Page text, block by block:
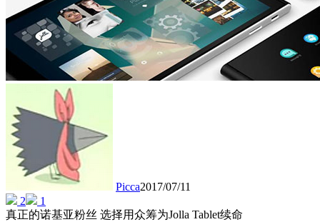
Picca2017/07/11
2
1
真正的诺基亚粉丝 选择用众筹为Jolla Tablet续命